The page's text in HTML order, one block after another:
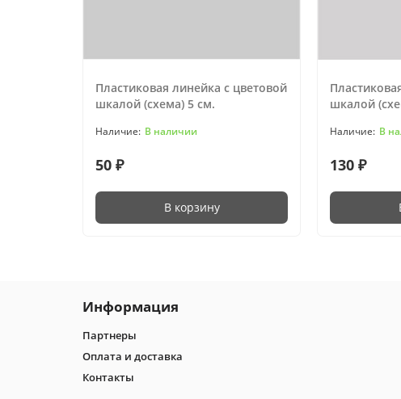
Пластиковая линейка с цветовой
шкалой (схема) 5 см.
В наличии
50 ₽
В корзину
шкалой
В
130 ₽
Информация
Партнеры
Оплата и доставка
Контакты